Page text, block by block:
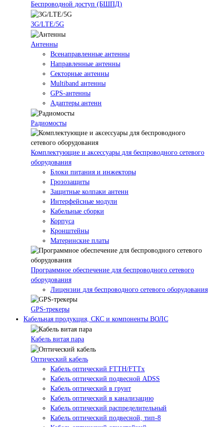
Беспроводной доступ (БШПД)
3G/LTE/5G
Антенны
Всенаправленные антенны
Направленные антенны
Секторные антенны
Multiband антенны
GPS-антенны
Адаптеры антенн
Радиомосты
Комплектующие и аксессуары для беспроводного сетевого
оборудования
Блоки питания и инжекторы
Грозозащиты
Защитные колпаки антенн
Интерфейсные модули
Кабельные сборки
Корпуса
Кронштейны
Материнские платы
Программное обеспечение для беспроводного сетевого
оборудования
Лицензии для беспроводного сетевого оборудования
GPS-трекеры
Кабельная продукция, СКС и компоненты ВОЛС
Кабель витая пара
Оптический кабель
Кабель оптический FTTH/FTTx
Кабель оптический подвесной ADSS
Кабель оптический в грунт
Кабель оптический в канализацию
Кабель оптический распределительный
Кабель оптический подвесной, тип-8